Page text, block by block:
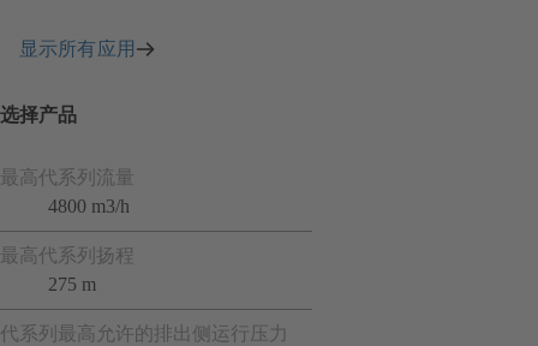
显示所有应用
选择产品
最高代系列流量
4800 m3/h
最高代系列扬程
275 m
代系列最高允许的排出侧运行压力